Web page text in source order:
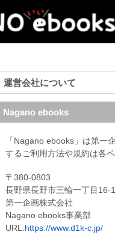
運営会社について
Nagano ebooks
「Nagano ebooks」は第一
するご利用方法や規約は各
〒380-0803
長野県長野市三輪一丁目16-
第一企画株式会社
Nagano ebooks事業部
URL.https://www.d1k-c.jp/